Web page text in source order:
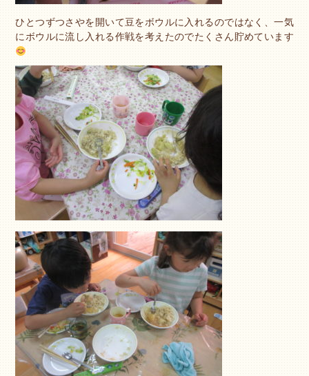
ひとつずつさやを開いて豆をボウルに入れるのではなく、一気
にボウルに流し入れる作戦を考えたのでたくさん貯めています